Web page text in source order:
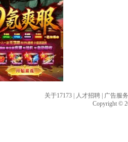
关于17173 人才招聘
广告服务
Copyright ©